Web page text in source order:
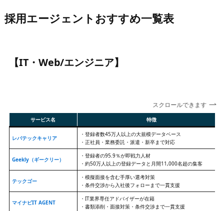
採用エージェントおすすめ一覧表
【IT・Web/エンジニア】
スクロールできます
サービス名 特徴
レバテックキャリア
・登録者数45万人以上の大規模データベース
・正社員・業務委託・派遣・新卒まで対応
Geekly（ギークリー）
・登録者の95.9％が即戦力人材
・約50万人以上の登録データと月間11,000名超の集客
テックゴー
・模擬面接を含む手厚い選考対策
・条件交渉から入社後フォローまで一貫支援
マイナビIT AGENT
・IT業界専任アドバイザーが在籍
・書類添削・面接対策・条件交渉まで一貫支援